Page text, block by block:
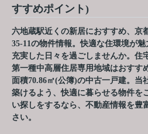
すすめポイント)
六地蔵駅近くの新居におすすめ、京
35-11の物件情報。快適な住環境が
充実した日々を過ごしませんか。住
第一種中高層住居専用地域はおすす
面積70.86㎡(公簿)の中古一戸建。当
築けるよう、快適に暮らせる物件を
い探しをするなら、不動産情報を豊
さい。